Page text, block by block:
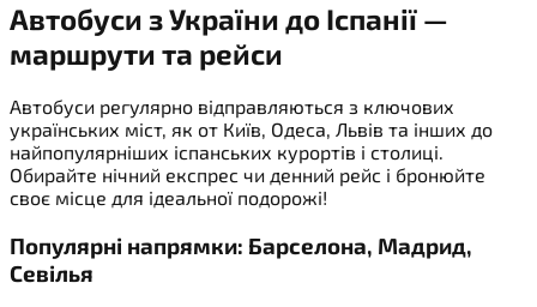
Автобуси зУкраїни до Іспанії —
маршрути та рейси
Автобуси регулярно відправляються з ключових
українських міст, як от Київ, Одеса, Львів та інших до
найпопулярніших іспанських курортів і столиці.
Обирайте нічний експрес чи денний рейс і бронюйте
своє місце для ідеальної подорожі!
Популярні напрямки: Барселона, Мадрид,
Севілья